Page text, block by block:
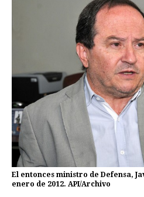
El entonces ministro de Defensa,
enero de 2012. API/Archivo